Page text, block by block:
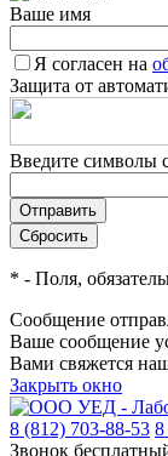
Ваше имя
Я согласен на
Защита от
Введите символы
* - Поля,
Сообщение
Ваше сообщение
Вами свяжется
Закрыть окно
8 (812) 703-88-53 8
Звонок